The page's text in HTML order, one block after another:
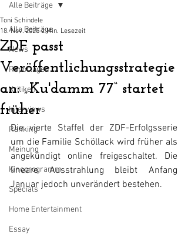
Alle Beiträge
News
Reportagen
Kritiken
Interviews
Ranking
Meinung
Kinoprogramm
Specials
Home Entertainment
Essay
Alle Beiträge
ZDF passt
Veröffentlichungsstrategie
an: „Ku'damm 77“ startet
früher
Toni Schindele
18. Nov. 2025 2 Min. Lesezeit
Die vierte Staffel der ZDF-Erfolgsserie
um die Familie Schöllack wird früher als
angekündigt online freigeschaltet. Die
lineare Ausstrahlung bleibt Anfang
Januar jedoch unverändert bestehen.